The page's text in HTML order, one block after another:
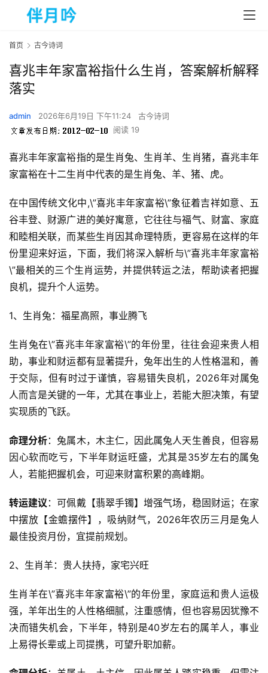
首页 古今诗词
喜兆丰年家富裕指什么生肖，答案解析解释
落实
admin 2026年6月19日 下午11:24
古今诗词
阅读 19
喜兆丰年家富裕指的是生肖兔、生肖羊、生肖猪，喜兆丰年
家富裕在十二生肖中代表的是生肖兔、羊、猪、虎。
在中国传统文化中,\”喜兆丰年家富裕\”象征着吉祥如意、五
谷丰登、财源广进的美好寓意，它往往与福气、财富、家庭
和睦相关联，而某些生肖因其命理特质，更容易在这样的年
份里迎来好运，下面，我们将深入解析与\”喜兆丰年家富裕
\”最相关的三个生肖运势，并提供转运之法，帮助读者把握
良机，提升个人运势。
1、生肖兔：福星高照，事业腾飞
生肖兔在\”喜兆丰年家富裕\”的年份里，往往会迎来贵人相
助，事业和财运都有显著提升，兔年出生的人性格温和，善
于交际，但有时过于谨慎，容易错失良机，2026年对属兔
人而言是关键的一年，尤其在事业上，若能大胆决策，有望
实现质的飞跃。
命理分析：兔属木，木主仁，因此属兔人天生善良，但容易
因心软而吃亏，下半年财运旺盛，尤其是35岁左右的属兔
人，若能把握机会，可迎来财富积累的高峰期。
转运建议 ：可佩戴【翡翠手镯】增强气场，稳固财运；在家
中摆放【金蟾摆件】，吸纳财气，2026年农历三月是兔人
最佳投资月份，宜提前规划。
2、生肖羊：贵人扶持，家宅兴旺
生肖羊在\”喜兆丰年家富裕\”的年份里，家庭运和贵人运极
强，羊年出生的人性格细腻，注重感情，但也容易因犹豫不
决而错失机会，下半年，特别是40岁左右的属羊人，事业
上易得长辈或上司提携，可望升职加薪。